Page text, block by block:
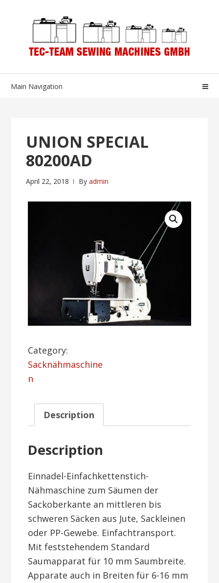
Main Navigation
UNION SPECIAL
80200AD
April 22, 2018 Byadmin
Category:
Sacknähmaschine
n
Description
Description
Einnadel-Einfachkettenstich-
Nähmaschine zum Säumen der
Sackoberkante an mittleren bis
schweren Säcken aus Jute, Sackleinen
oder PP-Gewebe. Einfachtransport.
Mit feststehendem Standard
Saumapparat für 10 mm Saumbreite.
Apparate auch in Breiten für 6-16 mm